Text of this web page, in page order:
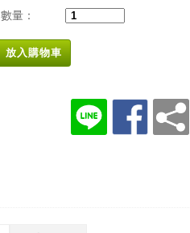
數量：
放入購物車